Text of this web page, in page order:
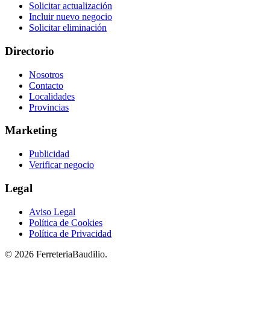
Solicitar actualización
Incluir nuevo negocio
Solicitar eliminación
Directorio
Nosotros
Contacto
Localidades
Provincias
Marketing
Publicidad
Verificar negocio
Legal
Aviso Legal
Política de Cookies
Política de Privacidad
© 2026 FerreteriaBaudilio.